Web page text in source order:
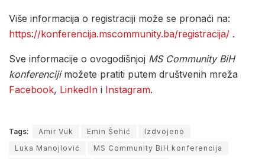
Više informacija o registraciji može se pronaći na:
https://konferencija.mscommunity.ba/registracija/ .
Sve informacije o ovogodišnjoj MS Community BiH
konferencijimožete pratiti putem društvenih mreža
Facebook, LinkedIn i Instagram.
Tags: Amir Vuk Emin Šehić
Izdvojeno
Luka Manojlović
MS Community BiH konferencija